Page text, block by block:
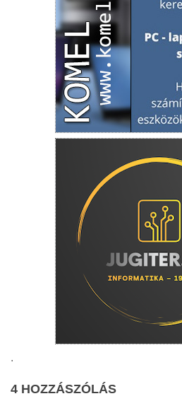
.
4 HOZZÁSZÓLÁS